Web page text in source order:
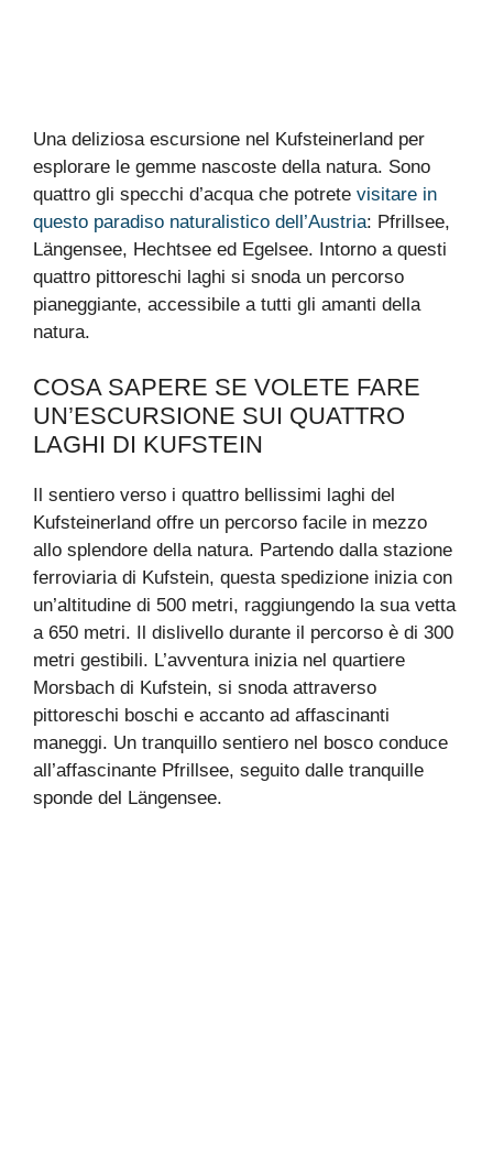
Una deliziosa escursione nel Kufsteinerland per
esplorare le gemme nascoste della natura. Sono
quattro gli specchi d’acqua che potrete visitare in
questo paradiso naturalistico dell’Austria: Pfrillsee,
Längensee, Hechtsee ed Egelsee. Intorno a questi
quattro pittoreschi laghi si snoda un percorso
pianeggiante, accessibile a tutti gli amanti della
natura.
COSA SAPERE SE VOLETE FARE
UN’ESCURSIONE SUI QUATTRO
LAGHI DI KUFSTEIN
Il sentiero verso i quattro bellissimi laghi del
Kufsteinerland offre un percorso facile in mezzo
allo splendore della natura. Partendo dalla stazione
ferroviaria di Kufstein, questa spedizione inizia con
un’altitudine di 500 metri, raggiungendo la sua vetta
a 650 metri. Il dislivello durante il percorso è di 300
metri gestibili. L’avventura inizia nel quartiere
Morsbach di Kufstein, si snoda attraverso
pittoreschi boschi e accanto ad affascinanti
maneggi. Un tranquillo sentiero nel bosco conduce
all’affascinante Pfrillsee, seguito dalle tranquille
sponde del Längensee.